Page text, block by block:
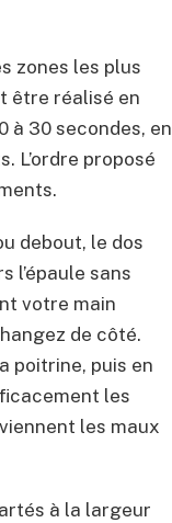
zones les plus
être réalisé en
à 30 secondes, en
L’ordre proposé
debout, le dos
l’épaule sans
votre main
de côté.
poitrine, puis en
les
les maux
à la largeur